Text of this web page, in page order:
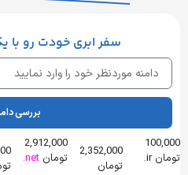
سفر ابری خودت رو با یک دامنه
2,352,000
تومان
2,912,000
تومانnet.
1,864,000
تومان